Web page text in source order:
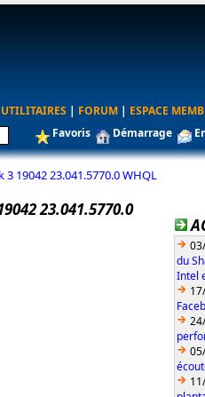
UTILITAIRES | FORUM | ESPACE
Favoris Démarrage
19042 23.041.5770.0 WHQL
23.041.5770.0
du
Intel